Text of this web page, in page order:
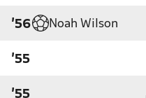
'56 Noah Wilson
'55
'55